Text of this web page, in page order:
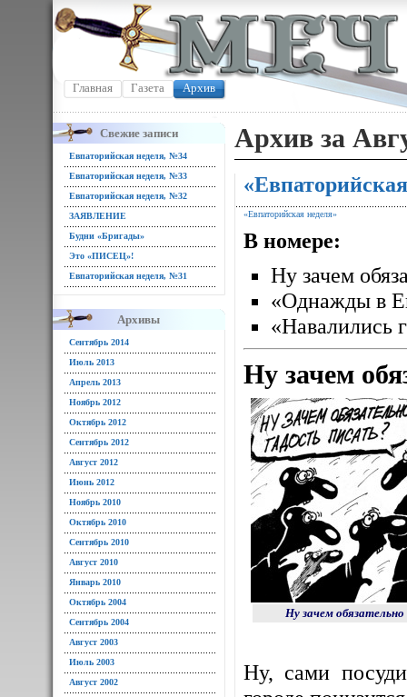
Главная Газета Архив
Свежие записи
Евпаторийская неделя, №34
Евпаторийская неделя, №33
Евпаторийская неделя, №32
ЗАЯВЛЕНИЕ
Будни «Бригады»
Это «ПИСЕЦ»!
Евпаторийская неделя, №31
Архивы
Сентябрь 2014
Июль 2013
Апрель 2013
Ноябрь 2012
Октябрь 2012
Сентябрь 2012
Август 2012
Июнь 2012
Ноябрь 2010
Октябрь 2010
Сентябрь 2010
Август 2010
Январь 2010
Октябрь 2004
Сентябрь 2004
Август 2003
Июль 2003
Август 2002
Архив за
«Евпаторийская неделя»
В номере:
Ну зачем
«Однажды в
«Навалились
Ну зачем
Ну зачем
Ну, сами